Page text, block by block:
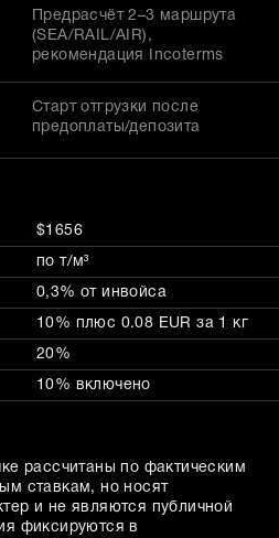
Предрасчёт 2–3 маршрута
(SEA/RAIL/AIR),
рекомендация Incoterms
Старт отгрузки после
предоплаты/депозита
$1656
по т/м³
0,3% от инвойса
10% плюс 0.08 EUR за 1 кг
20%
10% включено
рассчитаны по фактическим
ставкам, но носят
и не являются публичной
фиксируются в